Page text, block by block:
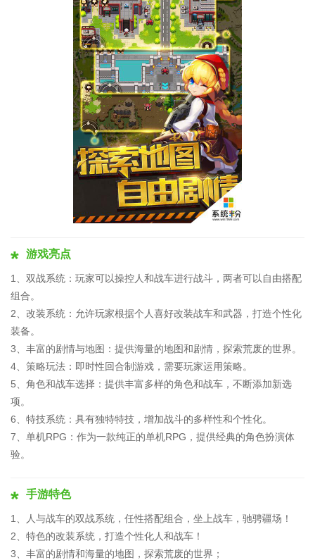
游戏亮点
1、双战系统：玩家可以操控人和战车进行战斗，两者可以自由搭配
组合。
2、改装系统：允许玩家根据个人喜好改装战车和武器，打造个性化
装备。
3、丰富的剧情与地图：提供海量的地图和剧情，探索荒废的世界。
4、策略玩法：即时性回合制游戏，需要玩家运用策略。
5、角色和战车选择：提供丰富多样的角色和战车，不断添加新选
项。
6、特技系统：具有独特特技，增加战斗的多样性和个性化。
7、单机RPG：作为一款纯正的单机RPG，提供经典的角色扮演体
验。
手游特色
1、人与战车的双战系统，任性搭配组合，坐上战车，驰骋疆场！
2、特色的改装系统，打造个性化人和战车！
3、丰富的剧情和海量的地图，探索荒废的世界；